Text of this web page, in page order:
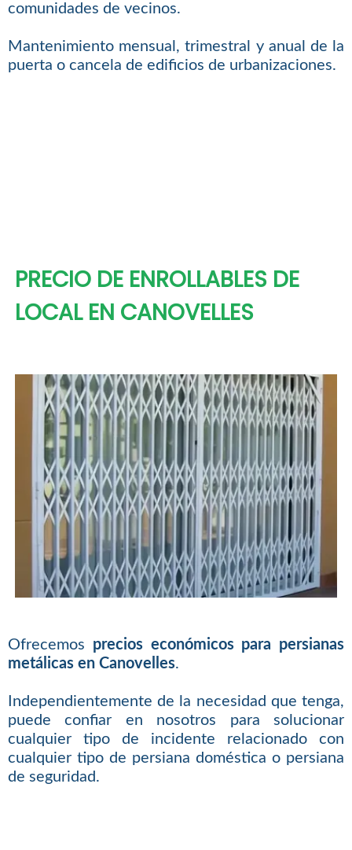
comunidades de vecinos.
Mantenimiento mensual, trimestral y anual de la
puerta o cancela de edificios de urbanizaciones.
PRECIO DE ENROLLABLES DE
LOCAL EN CANOVELLES
Ofrecemos precios económicos para persianas
metálicas en Canovelles.
Independientemente de la necesidad que tenga,
puede confiar en nosotros para solucionar
cualquier tipo de incidente relacionado con
cualquier tipo de persiana doméstica o persiana
de seguridad.